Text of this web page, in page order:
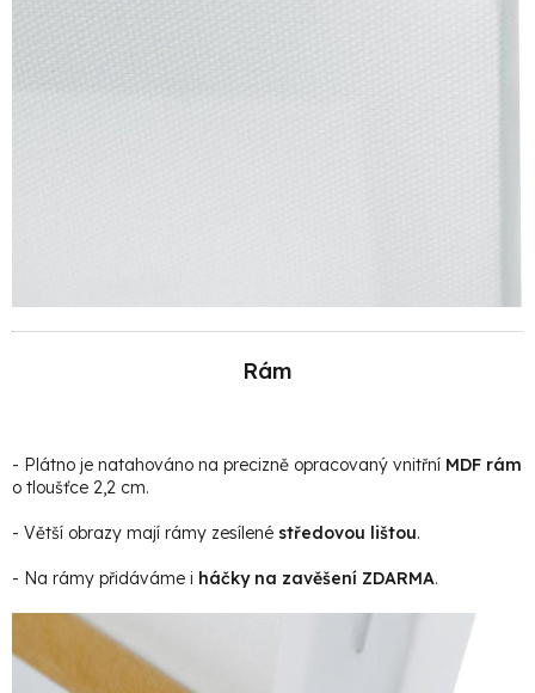
Rám
- Plátno je natahováno na precizně opracovaný vnitřní MDF rám
o tloušťce 2,2 cm.
- Větší obrazy mají rámy zesílené středovou lištou.
- Na rámy přidáváme i háčky na zavěšení ZDARMA.